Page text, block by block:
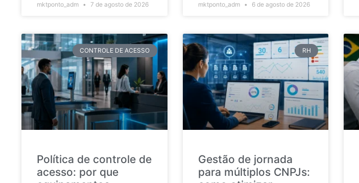
mktponto_adm 7 de agosto de 2026 mktponto_adm 6 de agosto de 2026
CONTROLE DE ACESSO
Política de controle de
acesso: por que
RH
Gestão de jornada
para múltiplos CNPJs: